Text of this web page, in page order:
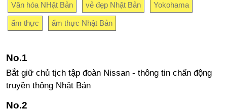
Văn hóa NHật Bản vẻ đẹp Nhật Bản Yokohama
ẩm thực ẩm thực Nhật Bản
Bắt giữ chủ tịch tập đoàn Nissan - thông tin chấn động
truyền thông Nhật Bản